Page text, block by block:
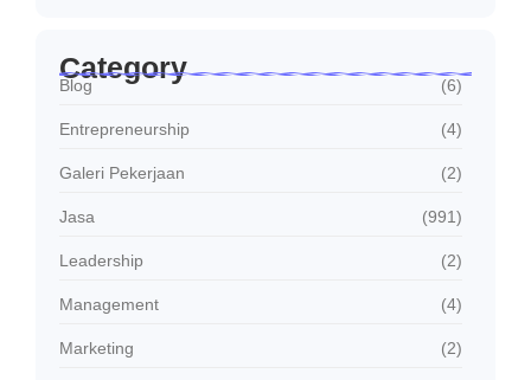
Category
Blog (6)
Entrepreneurship (4)
Galeri Pekerjaan (2)
Jasa (991)
Leadership (2)
Management (4)
Marketing (2)